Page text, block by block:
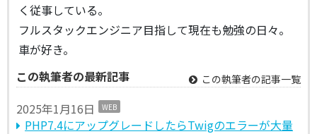
く従事している。
フルスタックエンジニア目指して現在も勉強の日々。
車が好き。
この執筆者の最新記事
この執筆者の記事一覧
2025年1月16日 WEB
PHP7.4にアップグレードしたらTwigのエラーが大量